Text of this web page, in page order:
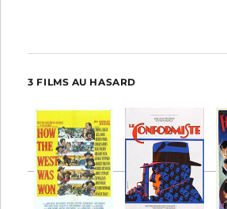
3 FILMS AU HASARD